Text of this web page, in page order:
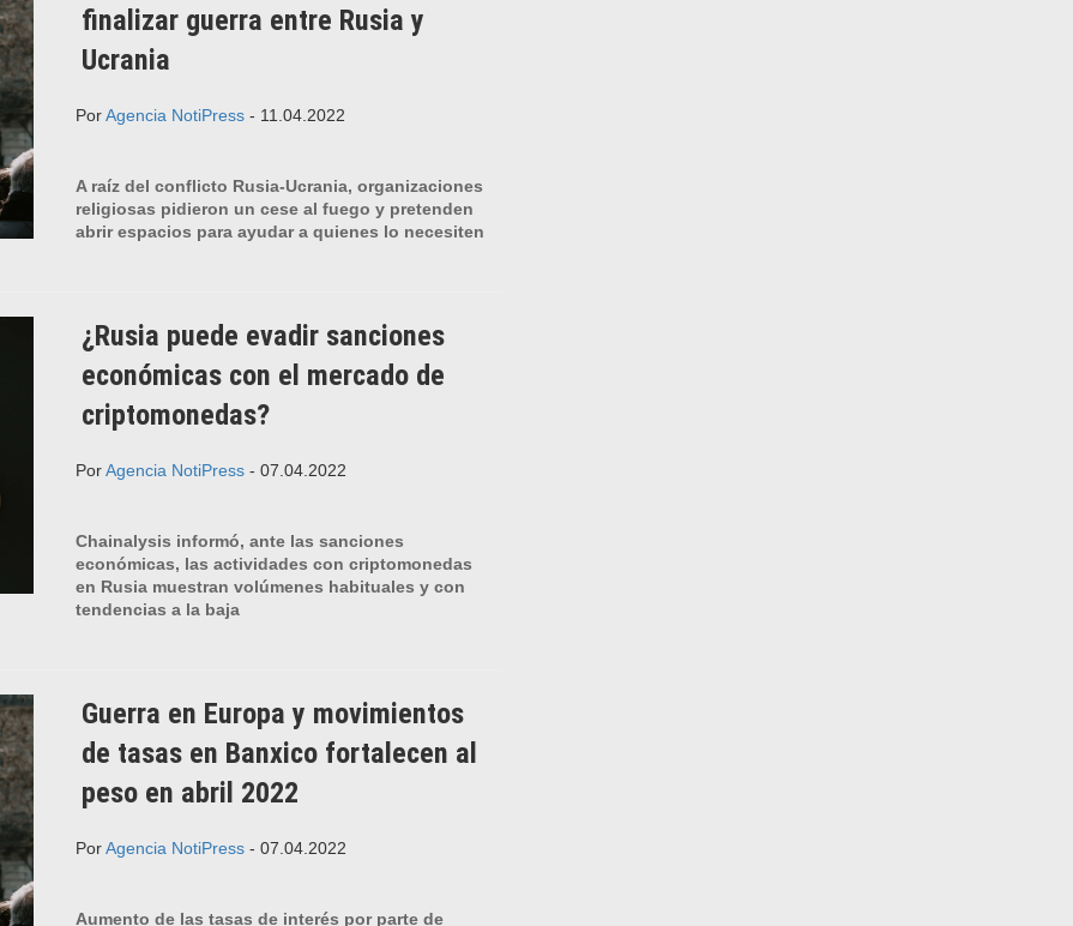
finalizar guerra entre Rusia y
Ucrania
PorAgencia NotiPress - 11.04.2022
A raíz del conflicto Rusia-Ucrania, organizaciones
religiosas pidieron un cese al fuego y pretenden
abrir espacios para ayudar a quienes lo necesiten
¿Rusia puede evadir sanciones
económicas con el mercado de
criptomonedas?
PorAgencia NotiPress - 07.04.2022
Chainalysis informó, ante las sanciones
económicas, las actividades con criptomonedas
en Rusia muestran volúmenes habituales y con
tendencias a la baja
Guerra en Europa y movimientos
de tasas en Banxico fortalecen al
peso en abril 2022
PorAgencia NotiPress - 07.04.2022
Aumento de las tasas de interés por parte de